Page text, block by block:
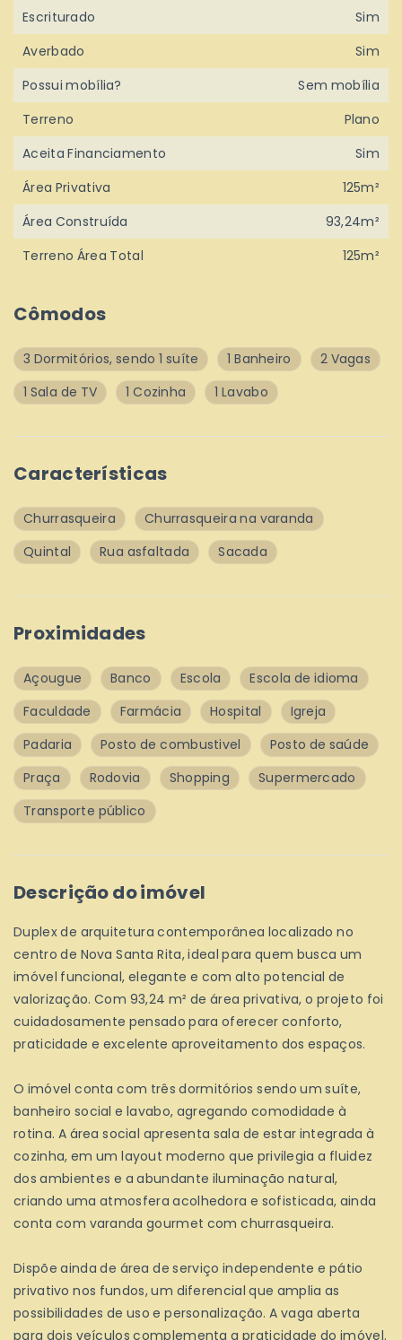
Cômodos
3 Dormitórios, sendo 1 suíte 1 Banheiro
2 Vagas
1 Sala de TV
1 Cozinha 1 Lavabo
Características
Churrasqueira
Churrasqueira na varanda
Quintal
Rua asfaltada Sacada
Proximidades
Açougue Banco Escola
Escola de idioma
Faculdade
Farmácia Hospital
Igreja
Padaria
Posto de combustivel
Posto de saúde
Praça
Rodovia Shopping
Supermercado
Transporte público
Descrição do imóvel
Duplex de arquitetura contemporânea localizado no
centro de Nova Santa Rita, ideal para quem busca um
imóvel funcional, elegante e com alto potencial de
valorização. Com 93,24 m² de área privativa, o projeto foi
cuidadosamente pensado para oferecer conforto,
praticidade e excelente aproveitamento dos espaços.
O imóvel conta com três dormitórios sendo um suíte,
banheiro social e lavabo, agregando comodidade à
rotina. A área social apresenta sala de estar integrada à
cozinha, em um layout moderno que privilegia a fluidez
dos ambientes e a abundante iluminação natural,
criando uma atmosfera acolhedora e sofisticada, ainda
conta com varanda gourmet com churrasqueira.
Dispõe ainda de área de serviço independente e pátio
privativo nos fundos, um diferencial que amplia as
possibilidades de uso e personalização. A vaga aberta
para dois veículos complementa a praticidade do imóvel.
Escriturado
Sim
Averbado
Sim
Possui mobília?
Sem mobília
Terreno
Plano
Aceita Financiamento
Sim
Área Privativa
125m²
Área Construída
93,24m²
Terreno Área Total
125m²